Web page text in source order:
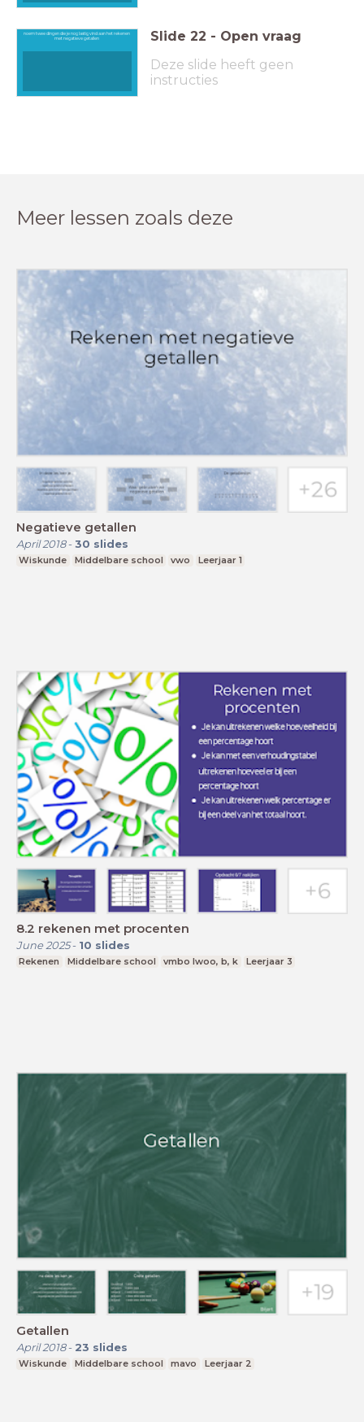
noem twee dingen die je nog lastig vind aan het rekenen
met negatieve getallen
Slide 22 - Open vraag
Deze slide heeft geen
instructies
Meer lessen zoals deze
Negatieve getallen
April 2018- 30 slides
Wiskunde Middelbare school vwo Leerjaar 1
8.2 rekenen met procenten
June 2025- 10 slides
Rekenen Middelbare school vmbo lwoo, b, k Leerjaar 3
Getallen
April 2018- 23 slides
Wiskunde Middelbare school mavo Leerjaar 2